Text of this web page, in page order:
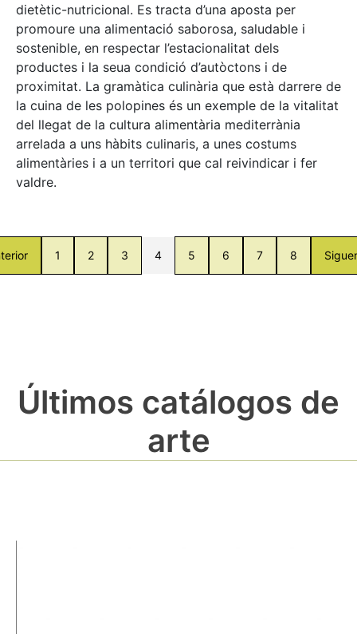
dietètic-nutricional. Es tracta d’una aposta per
promoure una alimentació saborosa, saludable i
sostenible, en respectar l’estacionalitat dels
productes i la seua condició d’autòctons i de
proximitat. La gramàtica culinària que està darrere de
la cuina de les polopines és un exemple de la vitalitat
del llegat de la cultura alimentària mediterrània
arrelada a uns hàbits culinaris, a unes costums
alimentàries i a un territori que cal reivindicar i fer
valdre.
1 2 3 4 5 6 7 8
Últimos catálogos de
arte